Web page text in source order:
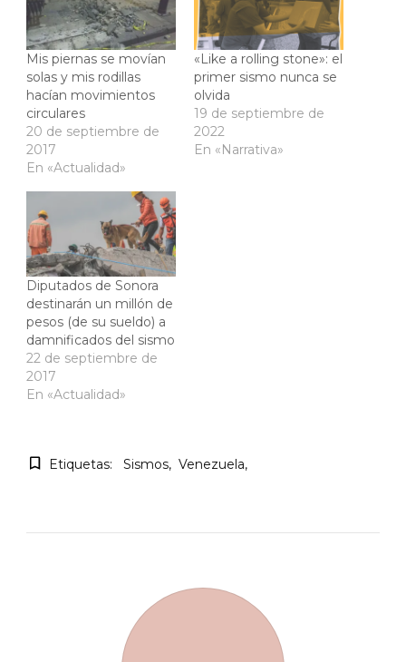
Mis piernas se movían
solas y mis rodillas
hacían movimientos
circulares
20 de septiembre de
2017
En «Actualidad»
«Like a rolling stone»: el
primer sismo nunca se
olvida
19 de septiembre de
2022
En «Narrativa»
Diputados de Sonora
destinarán un millón de
pesos (de su sueldo) a
damnificados del sismo
22 de septiembre de
2017
En «Actualidad»
Etiquetas: Sismos Venezuela